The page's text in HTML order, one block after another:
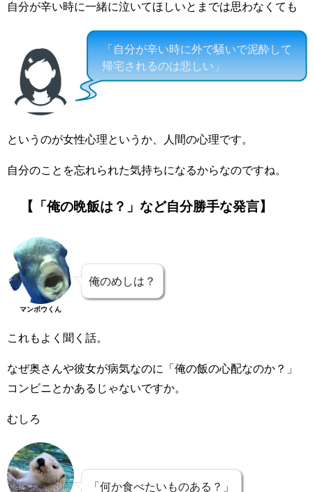
自分が辛い時に一緒に泣いてほしいとまでは思わなくても
「自分が辛い時に外で騒いで泥酔して
帰宅されるのは悲しい」
というのが女性心理というか、人間の心理です。
自分のことを忘れられた気持ちになるからなのですね。
【「俺の晩飯は？」など自分勝手な発言】
マンボウくん
俺のめしは？
これもよく聞く話。
なぜ奥さんや彼女が病気なのに「俺の飯の心配なのか？」
コンビニとかあるじゃないですか。
むしろ
「何か食べたいものある？」